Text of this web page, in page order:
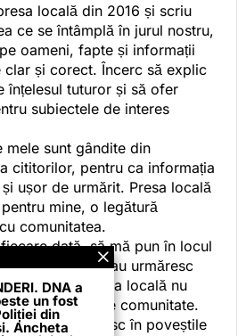
locală din 2016 și scriu
ce se întâmplă în jurul nostru,
oameni, fapte și informații
clar și corect. Încerc să explic
înțelesul tuturor și să ofer
subiectele de interes
mele sunt gândite din
cititorilor, pentru ca informația
ușor de urmărit. Presa locală
mine, o legătură
comunitatea.
dată, să mă pun în locul
privesc sau urmăresc
Pentru că presa locală nu
mine, ci despre comunitate.
se regăsesc în poveștile
DNA a
un fost
din
Ancheta